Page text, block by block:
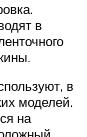
в
в
моделей.
на